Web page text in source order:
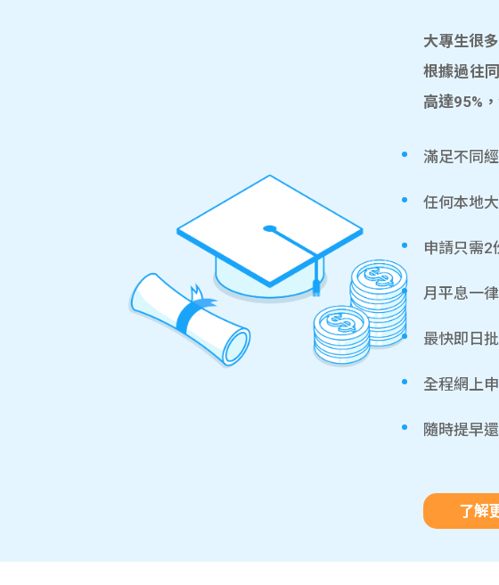
大專生很
根據過往
高達95%
滿足不同
任何本地
申請只需2
月平息一
最快即日
全程網上
隨時提早
了解